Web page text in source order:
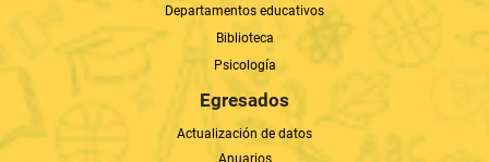
Psicología
Egresados
Anuarios
Contacto